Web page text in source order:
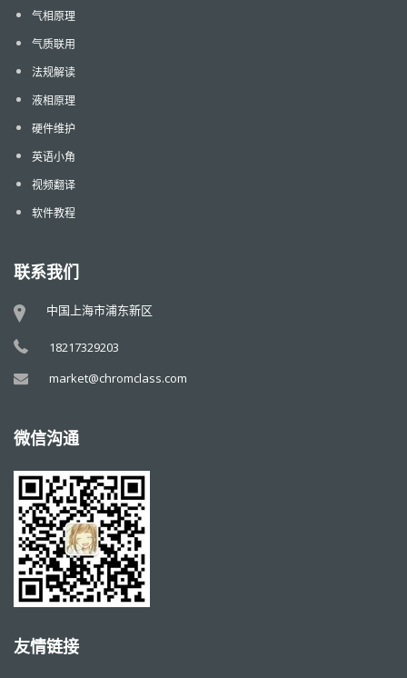
气相原理
气质联用
法规解读
液相原理
硬件维护
英语小角
视频翻译
软件教程
联系我们
中国上海市浦东新区
18217329203
market@chromclass.com
微信沟通
友情链接